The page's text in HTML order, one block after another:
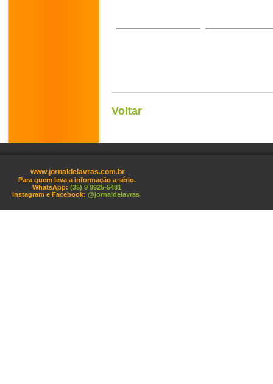
Voltar
www.jornaldelavras.com.br
Para quem leva a informação a sério.
WhatsApp: (35) 9 9925-5481
Instagram e Facebook: @jornaldelavras